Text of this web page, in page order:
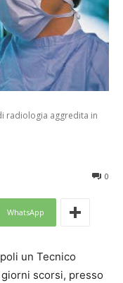
radiologia aggredita in
0
WhatsApp
un Tecnico
scorsi, presso